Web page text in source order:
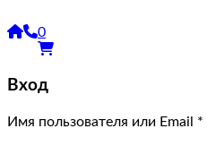
0
Вход
Имя пользователя или Email *